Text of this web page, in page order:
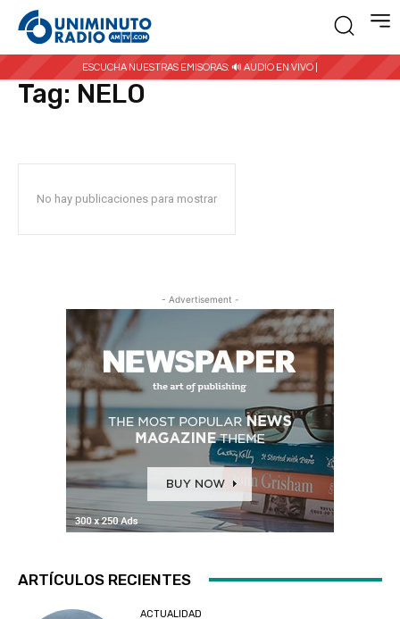
ESCUCHA NUESTRAS EMISORAS: 🔊 AUDIO EN VIVO |
Inicio Etiquetas NELO
Tag: NELO
No hay publicaciones para mostrar
- Advertisement -
ARTÍCULOS RECIENTES
ACTUALIDAD